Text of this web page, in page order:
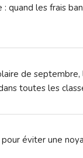
: quand les frais
de septembre,
toutes les
éviter une